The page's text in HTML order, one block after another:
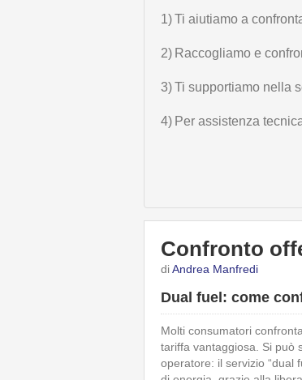
1)Ti aiutiamo a
2) Raccogliamo e
3)Ti supportiamo nella
4) Per assistenza
Confronto
diAndrea Manfredi
Dual fuel: come
Molti consumatori
tariffa vantaggiosa. Si può
operatore: il servizio “dual